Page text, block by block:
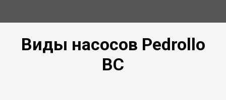
Виды насосов Pedrollo
BC